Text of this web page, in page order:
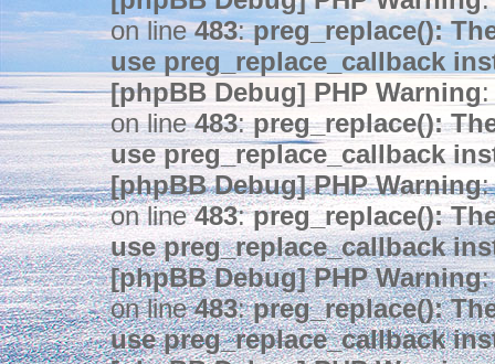
on line483:preg_replace():
use preg_replace_callback
[phpBB Debug] PHP Warning
on line483:preg_replace():
use preg_replace_callback
[phpBB Debug] PHP Warning:
on line483:preg_replace():
use preg_replace_callback
[phpBB Debug] PHP Warning:
on line483:preg_replace():
use preg_replace_callback